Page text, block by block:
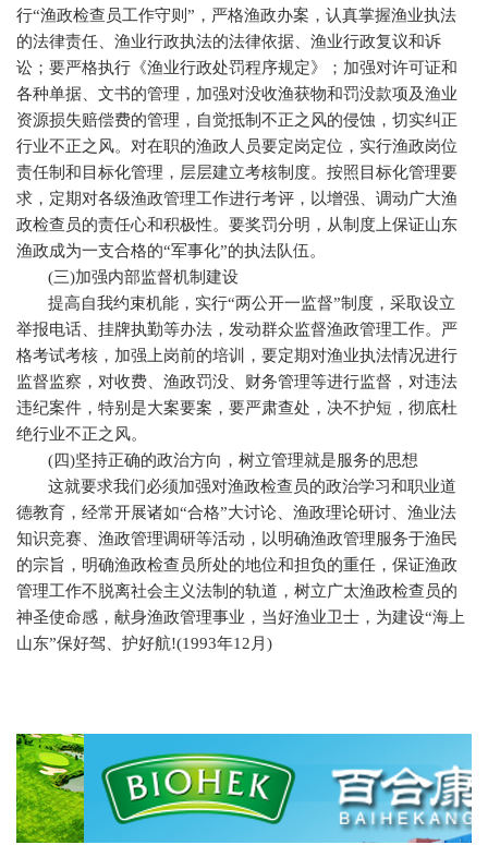
行“渔政检查员工作守则”，严格渔政办案，认真掌握渔业执法
的法律责任、渔业行政执法的法律依据、渔业行政复议和诉
讼；要严格执行《渔业行政处罚程序规定》；加强对许可证和
各种单据、文书的管理，加强对没收渔获物和罚没款项及渔业
资源损失赔偿费的管理，自觉抵制不正之风的侵蚀，切实纠正
行业不正之风。对在职的渔政人员要定岗定位，实行渔政岗位
责任制和目标化管理，层层建立考核制度。按照目标化管理要
求，定期对各级渔政管理工作进行考评，以增强、调动广大渔
政检查员的责任心和积极性。要奖罚分明，从制度上保证山东
渔政成为一支合格的“军事化”的执法队伍。
(三)加强内部监督机制建设
提高自我约束机能，实行“两公开一监督”制度，采取设立
举报电话、挂牌执勤等办法，发动群众监督渔政管理工作。严
格考试考核，加强上岗前的培训，要定期对渔业执法情况进行
监督监察，对收费、渔政罚没、财务管理等进行监督，对违法
违纪案件，特别是大案要案，要严肃查处，决不护短，彻底杜
绝行业不正之风。
(四)坚持正确的政治方向，树立管理就是服务的思想
这就要求我们必须加强对渔政检查员的政治学习和职业道
德教育，经常开展诸如“合格”大讨论、渔政理论研讨、渔业法
知识竞赛、渔政管理调研等活动，以明确渔政管理服务于渔民
的宗旨，明确渔政检查员所处的地位和担负的重任，保证渔政
管理工作不脱离社会主义法制的轨道，树立广太渔政检查员的
神圣使命感，献身渔政管理事业，当好渔业卫士，为建设“海上
山东”保好驾、护好航!(1993年12月 )